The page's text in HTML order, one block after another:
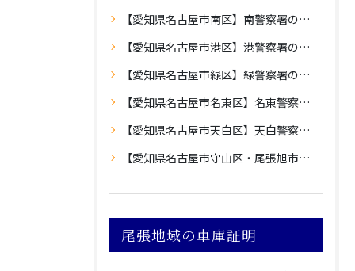
【愛知県名古屋市南区】南警察署の車庫証明
【愛知県名古屋市港区】港警察署の車庫証明
【愛知県名古屋市緑区】緑警察署の車庫証明
【愛知県名古屋市名東区】名東警察署の車庫証明
【愛知県名古屋市天白区】天白警察署の車庫証明
【愛知県名古屋市守山区・尾張旭市】守山警察署の車庫証明
尾張地域の車庫証明